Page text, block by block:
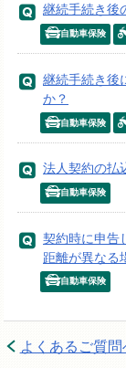
継続手続き後
自動車保険
継続手続き後
か？
自動車保険
法人契約の払
自動車保険
契約時に申告
距離が異なる
自動車保険
よくあるご質問